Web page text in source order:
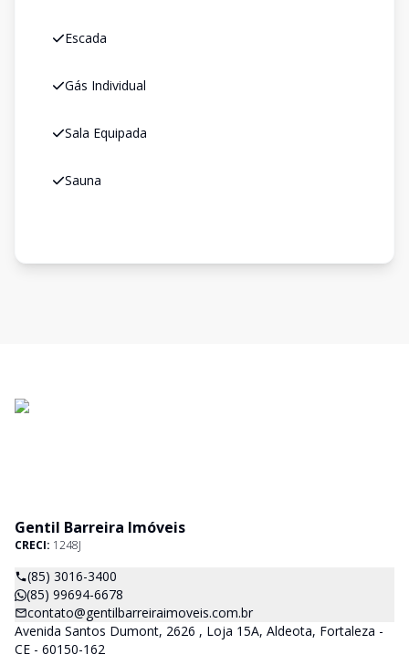
Escada
Gás Individual
Sala Equipada
Sauna
Gentil Barreira Imóveis
CRECI: 1248J
(85) 3016-3400
(85) 99694-6678
contato@gentilbarreiraimoveis.com.br
Avenida Santos Dumont, 2626 , Loja 15A, Aldeota, Fortaleza -
CE - 60150-162